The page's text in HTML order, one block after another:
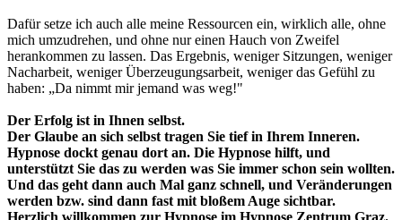
Dafür setze ich auch alle meine Ressourcen ein, wirklich alle, ohne
mich umzudrehen, und ohne nur einen Hauch von Zweifel
herankommen zu lassen. Das Ergebnis, weniger Sitzungen, weniger
Nacharbeit, weniger Überzeugungsarbeit, weniger das Gefühl zu
haben: „Da nimmt mir jemand was weg!"
Der Erfolg ist in Ihnen selbst.
Der Glaube an sich selbst tragen Sie tief in Ihrem Inneren.
Hypnose dockt genau dort an. Die Hypnose hilft, und
unterstützt Sie das zu werden was Sie immer schon sein wollten.
Und das geht dann auch Mal ganz schnell, und Veränderungen
werden bzw. sind dann fast mit bloßem Auge sichtbar.
Herzlich willkommen zur Hypnose im Hypnose Zentrum Graz.